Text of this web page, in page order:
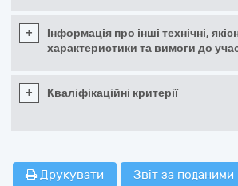
+
Інформація про інші технічні,
характеристики та вимоги до
+ Кваліфікаційні критерії
Друкувати Звіт за